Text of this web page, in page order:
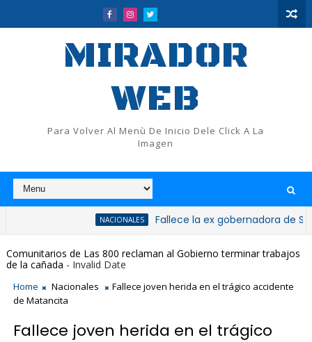
MIRADOR
WEB
Para Volver Al Menù De Inicio Dele Click A La
Imagen
Fallece la ex gobernadora de San
Comunitarios de Las 800 reclaman al Gobierno terminar trabajos
de la cañada - Invalid Date
Home Nacionales
Fallece joven herida en el trágico accidente
de Matancita
Fallece joven herida en el trágico